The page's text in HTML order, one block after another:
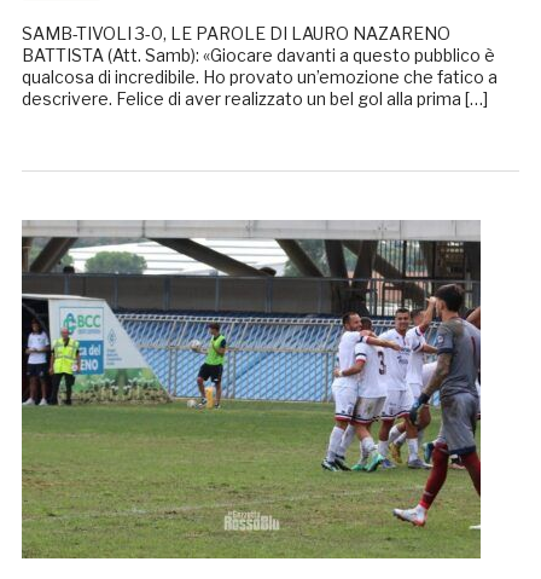
SAMB-TIVOLI 3-0, LE PAROLE DI LAURO NAZARENO
BATTISTA (Att. Samb): «Giocare davanti a questo pubblico è
qualcosa di incredibile. Ho provato un’emozione che fatico a
descrivere. Felice di aver realizzato un bel gol alla prima […]